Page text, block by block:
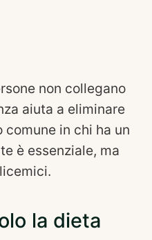
non collegano
aiuta a eliminare
in chi ha un
è essenziale, ma
la dieta